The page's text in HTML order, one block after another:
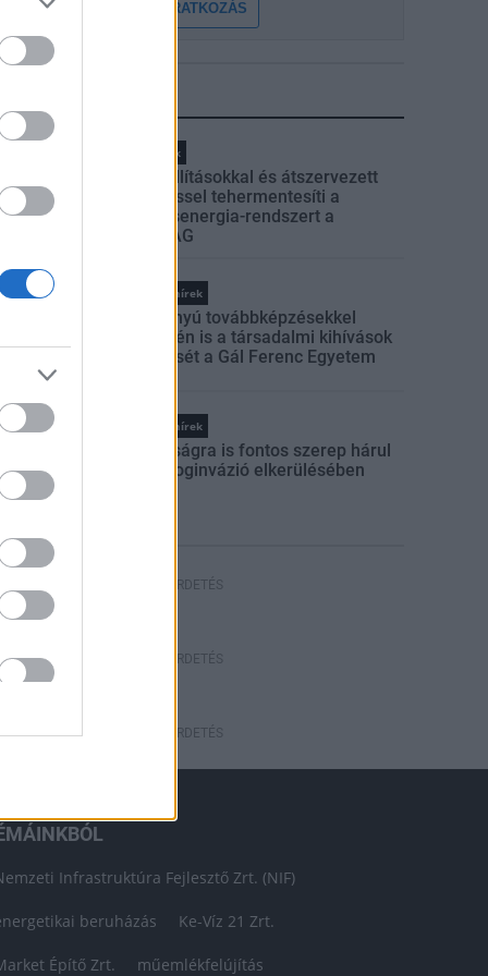
FELIRATKOZÁS
Helyi hírek
Gyárleállításokkal és átszervezett
termeléssel tehermentesíti a
villamosenergia-rendszert a
STRABAG
Országos hírek
Szakirányú továbbképzésekkel
segíti idén is a társadalmi kihívások
leküzdését a Gál Ferenc Egyetem
Országos hírek
A lakosságra is fontos szerep hárul
a szúnyoginvázió elkerülésében
HIRDETÉS
HIRDETÉS
HIRDETÉS
Infrastruktúra Fejlesztő Zrt. (NIF)
beruházás Ke-Víz 21 Zrt.
Építő Zrt. műemlékfelújítás